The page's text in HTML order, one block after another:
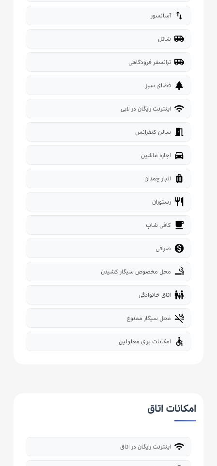
import_export آسانسور
airport_shuttle شاتل
airport_shuttle ترانسفر فرودگاهی
park فضای سبز
wifi اینترنت رایگان در لابی
meeting_room سالن کنفرانس
directions_car اجاره ماشین
luggage انبار چمدان
restaurant رستوران
local_cafe کافی شاپ
 صرافی
smoking_rooms محل مخصوص سیگار کشیدن
family_restroom اتاق خانوادگی
smoke_free محل سیگار ممنوع
accessible امکانات برای معلولین
امکانات اتاق
wifi اینترنت رایگان در اتاق